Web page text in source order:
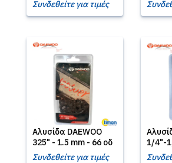
Συνδεθείτε για τιμές
Αλυσίδα DΑΕWOO
325" - 1.5 mm - 66 οδ
Συνδεθείτε για τιμές
1/4"-